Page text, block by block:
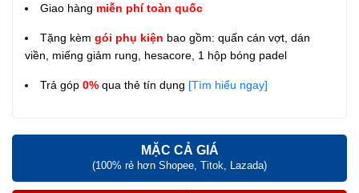
Giao hàng miễn phí toàn quốc
Tặng kèm gói phụ kiện bao gồm: quấn cán vợt, dán
viền, miếng giảm rung, hesacore, 1 hộp bóng padel
Trả góp 0% qua thẻ tín dụng [Tìm hiểu ngay]
MẶC CẢ GIÁ
(100% rẻ hơn Shopee, Titok, Lazada)